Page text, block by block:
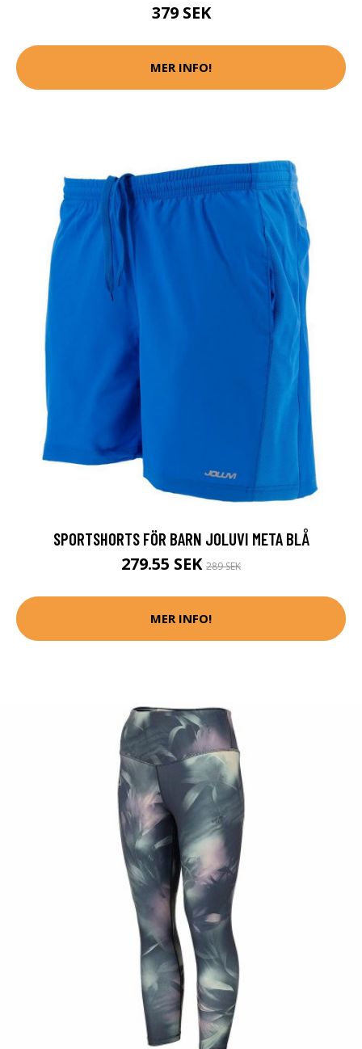
379 SEK
MER INFO!
SPORTSHORTS FÖR BARN JOLUVI META BLÅ
279.55 SEK 289 SEK
MER INFO!